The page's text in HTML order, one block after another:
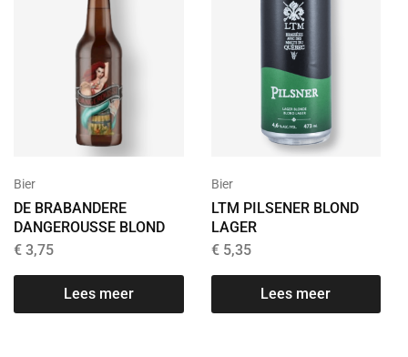
Bier
DE BRABANDERE
DANGEROUSSE BLOND
€ 3,75
Lees meer
Bier
LTM PILSENER BLOND
LAGER
€5,35
Lees meer